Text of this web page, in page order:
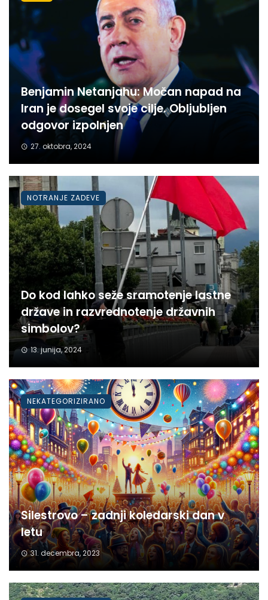
Benjamin Netanjahu: Močan napad na
Iran je dosegel svoje cilje. Obljubljen
odgovor izpolnjen
27. oktobra, 2024
Do kod lahko seže sramotenje lastne
države in razvrednotenje državnih
simbolov?
13. junija, 2024
NOTRANJE ZADEVE
Silestrovo – zadnji koledarski dan v
letu
31. decembra, 2023
NEKATEGORIZIRANO